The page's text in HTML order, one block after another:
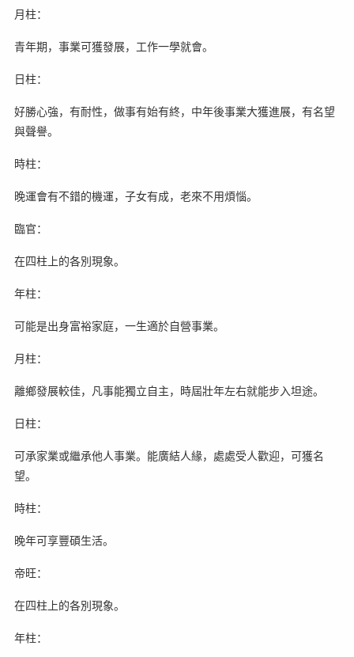
月柱：
青年期，事業可獲發展，工作一學就會。
日柱：
好勝心強，有耐性，做事有始有終，中年後事業大獲進展，有名望
與聲譽。
時柱：
晚運會有不錯的機運，子女有成，老來不用煩惱。
臨官：
在四柱上的各別現象。
年柱：
可能是出身富裕家庭，一生適於自營事業。
月柱：
離鄉發展較佳，凡事能獨立自主，時屆壯年左右就能步入坦途。
日柱：
可承家業或繼承他人事業。能廣結人緣，處處受人歡迎，可獲名
望。
時柱：
晚年可享豐碩生活。
帝旺：
在四柱上的各別現象。
年柱：